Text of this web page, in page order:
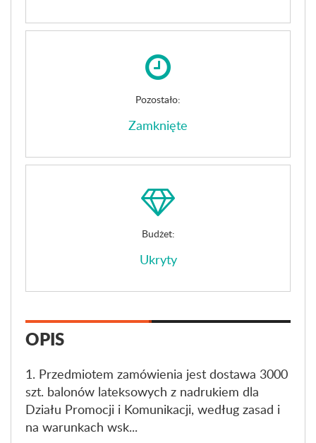
Pozostało:
Zamknięte
Budżet:
Ukryty
OPIS
1. Przedmiotem zamówienia jest dostawa 3000
szt. balonów lateksowych z nadrukiem dla
Działu Promocji i Komunikacji, według zasad i
na warunkach wsk...